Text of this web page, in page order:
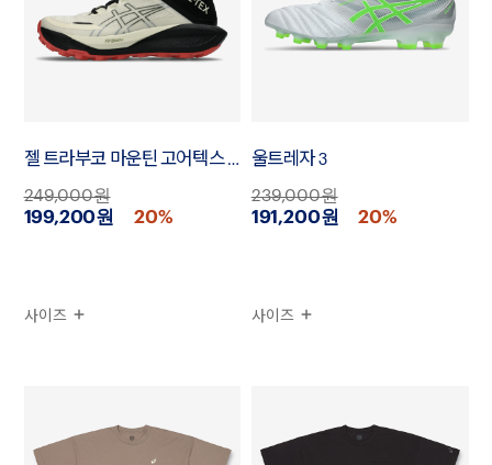
젤 트라부코 마운틴 고어텍스 우먼
249,000원
199,200원 20%
사이즈
울트레자 3
239,000원
191,200원 20%
사이즈